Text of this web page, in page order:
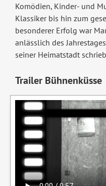
Komödien, Kinder- und
Klassiker bis hin zum
besonderer Erfolg war
anlässlich des
seiner Heimatstadt
Trailer Bühnenküsse